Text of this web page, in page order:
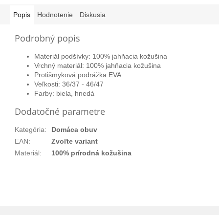
Popis Hodnotenie Diskusia
Podrobný popis
Materiál podšívky: 100% jahňacia kožušina
Vrchný materiál: 100% jahňacia kožušina
Protišmyková podrážka EVA
Veľkosti: 36/37 - 46/47
Farby: biela, hnedá
Dodatočné parametre
Kategória:
Domáca obuv
EAN:
Zvoľte variant
Materiál: 100% prírodná kožušina